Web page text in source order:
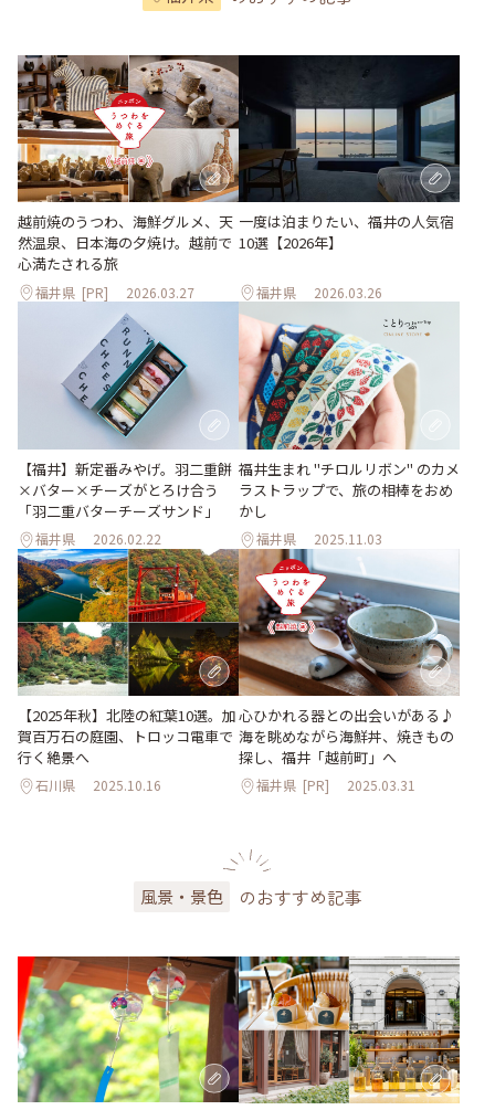
越前焼のうつわ、海鮮グルメ、天
然温泉、日本海の夕焼け。越前で
心満たされる旅
福井県 [PR] 2026.03.27
一度は泊まりたい、福井の人気宿
10選【2026年】
福井県 2026.03.26
【福井】新定番みやげ。羽二重餅
×バター×チーズがとろけ合う
「羽二重バターチーズサンド」
福井県 2026.02.22
福井生まれ "チロルリボン" のカメ
ラストラップで、旅の相棒をおめ
かし
福井県 2025.11.03
【2025年秋】北陸の紅葉10選。加
賀百万石の庭園、トロッコ電車で
行く絶景へ
石川県 2025.10.16
心ひかれる器との出会いがある♪
海を眺めながら海鮮丼、焼きもの
探し、福井「越前町」へ
福井県 [PR] 2025.03.31
風景・景色 のおすすめ記事